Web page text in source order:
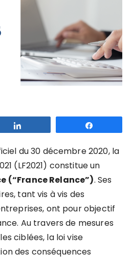
du 30 décembre 2020, la
(LF2021) constitue un
(“France Relance”). Ses
tant vis à vis des
ont pour objectif
Au travers de mesures
ciblées, la loi vise
des conséquences